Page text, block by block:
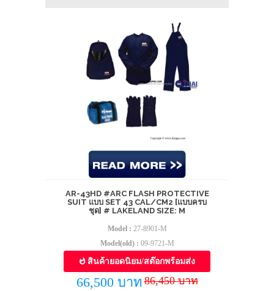
AR-43HD #ARC FLASH PROTECTIVE
SUIT แบบ SET 43 CAL/CM2 [แบบครบ
ชุด] # LAKELAND SIZE: M
Model : 27-8901-M
Model(old) : 09-9721-M
สินค้ายอดนิยม/สต๊อกพร้อมส่ง
66,500 บาท 86,450 บาท